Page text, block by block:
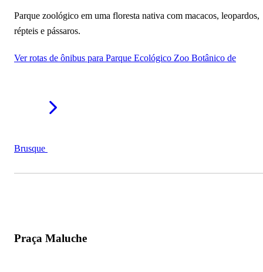
Parque zoológico em uma floresta nativa com macacos, leopardos,
répteis e pássaros.
Ver rotas de ônibus para Parque Ecológico Zoo Botânico de
Brusque
Praça Maluche